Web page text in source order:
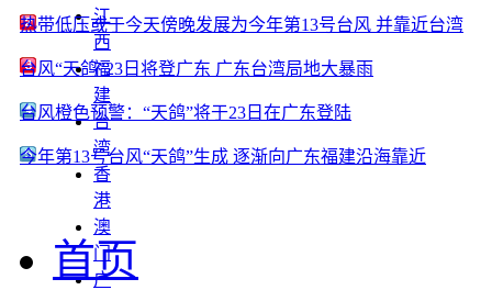
江
西
福
建
台
湾
香
港
澳
门
广
热带低压或于今天傍晚发展为今年第13号台风 并靠近台湾
台风“天鸽”23日将登广东 广东台湾局地大暴雨
台风橙色预警：“天鸽”将于23日在广东登陆
今年第13号台风“天鸽”生成 逐渐向广东福建沿海靠近
首页